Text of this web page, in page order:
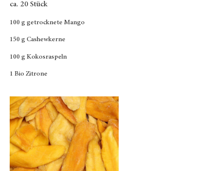
ca. 20 Stück
100 g getrocknete Mango
150 g Cashewkerne
100 g Kokosraspeln
1 Bio Zitrone